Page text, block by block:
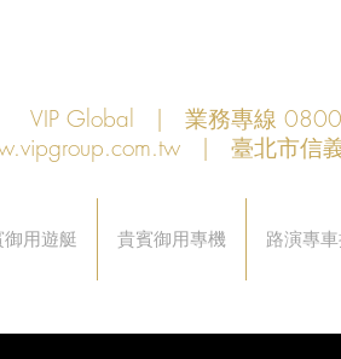
VIP Global | 業務專線
| 臺北市信
用遊艇 貴賓御用專機 路演專